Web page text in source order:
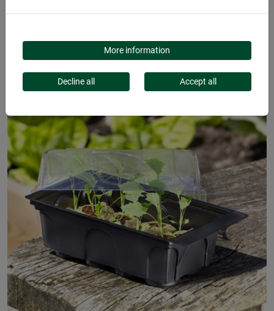
PASTILLES
More information
Decline all Accept all